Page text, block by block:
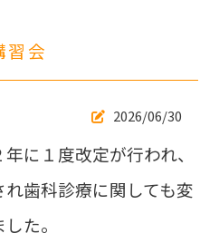
習会
2026/06/30
に１度改定が行われ、
歯科診療に関しても変
た。